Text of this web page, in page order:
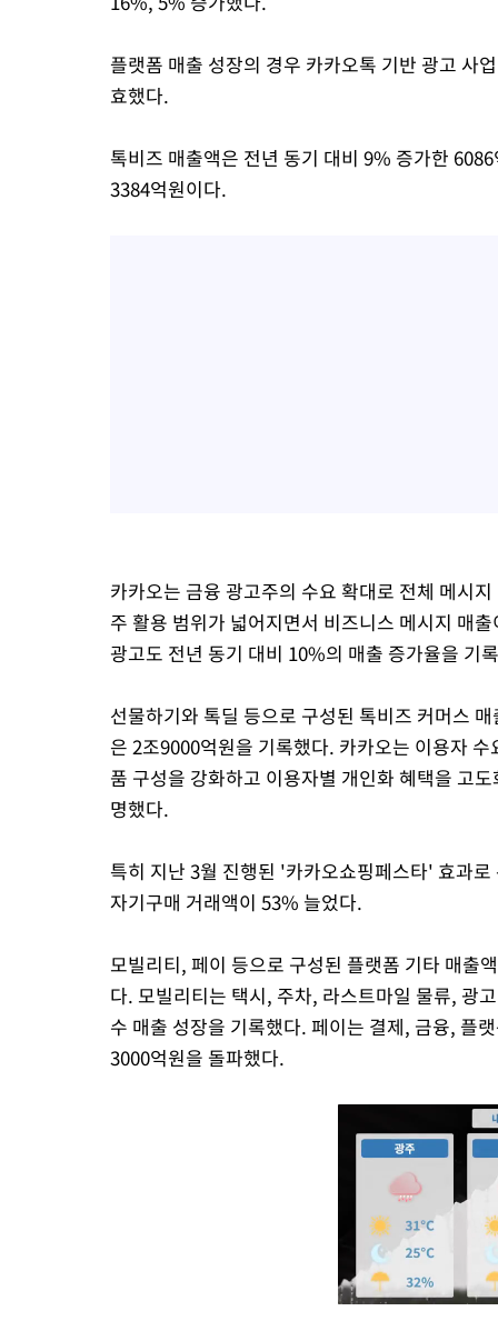
플랫폼 매출 성장의 경우 카카오톡 기반 광고 사
효했다.
톡비즈 매출액은 전년 동기 대비 9% 증가한
3384억원이다.
카카오는 금융 광고주의 수요 확대로 전체 메시
주 활용 범위가 넓어지면서 비즈니스 메시지 매
광고도 전년 동기 대비 10%의 매출 증가율을 기
선물하기와 톡딜 등으로 구성된 톡비즈 커머스
은 2조9000억원을 기록했다. 카카오는 이용자
품 구성을 강화하고 이용자별 개인화 혜택을 고
명했다.
특히 지난 3월 진행된 '카카오쇼핑페스타' 효과
자기구매 거래액이 53% 늘었다.
모빌리티, 페이 등으로 구성된 플랫폼 기타 매출
다. 모빌리티는 택시, 주차, 라스트마일 물류, 광
수 매출 성장을 기록했다. 페이는 결제, 금융, 플
3000억원을 돌파했다.